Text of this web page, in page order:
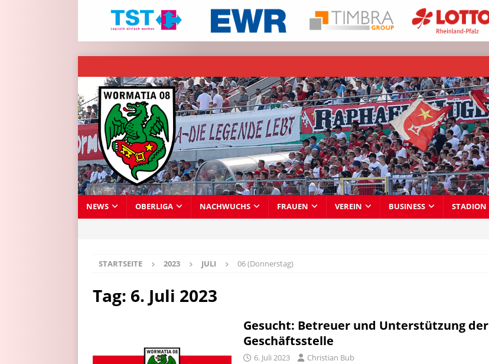
NEWS OBERLIGA NACHWUCHS FRAUEN VEREIN BUSINESS STADION
STARTSEITE 2023 JULI 06 (Donnerstag)
Tag: 6. Juli 2023
Gesucht: Betreuer und Unterstützung der
Geschäftsstelle
6. Juli 2023 Christian Bub